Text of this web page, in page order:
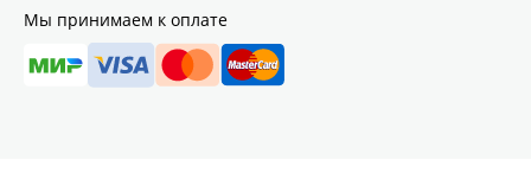
Мы принимаем к оплате